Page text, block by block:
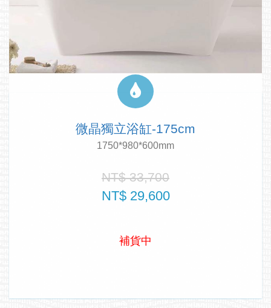
微晶獨立浴缸-175cm
1750*980*600mm
NT$ 33,700
NT$ 29,600
補貨中